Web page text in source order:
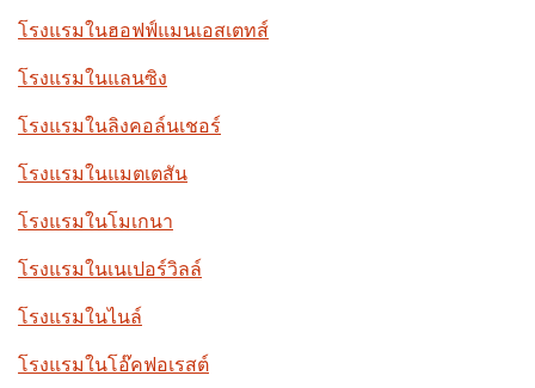
โรงแรมในฮอฟฟ์แมนเอสเตทส์
โรงแรมในแลนซิง
โรงแรมในลิงคอล์นเชอร์
โรงแรมในแมตเตสัน
โรงแรมในโมเกนา
โรงแรมในเนเปอร์วิลล์
โรงแรมในไนล์
โรงแรมในโอ๊คฟอเรสต์